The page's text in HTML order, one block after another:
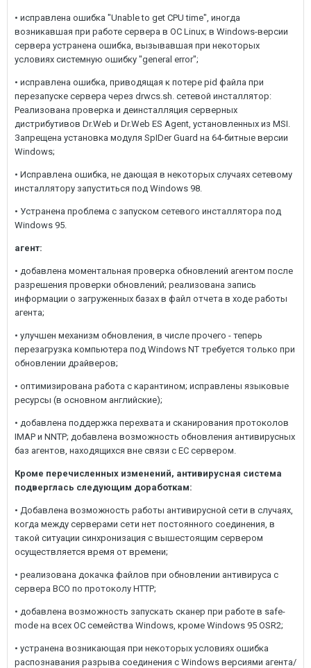
• исправлена ошибка "Unable to get CPU time", иногда
возникавшая при работе сервера в ОС Linux; в Windows-версии
сервера устранена ошибка, вызывавшая при некоторых
условиях системную ошибку "general error";
• исправлена ошибка, приводящая к потере pid файла при
перезапуске сервера через drwcs.sh. сетевой инсталлятор:
Реализована проверка и деинсталляция серверных
дистрибутивов Dr.Web и Dr.Web ES Agent, установленных из MSI.
Запрещена установка модуля SpIDer Guard на 64-битные версии
Windows;
• Исправлена ошибка, не дающая в некоторых случаях сетевому
инсталлятору запуститься под Windows 98.
• Устранена проблема с запуском сетевого инсталлятора под
Windows 95.
агент:
• добавлена моментальная проверка обновлений агентом после
разрешения проверки обновлений; реализована запись
информации о загруженных базах в файл отчета в ходе работы
агента;
• улучшен механизм обновления, в числе прочего - теперь
перезагрузка компьютера под Windows NT требуется только при
обновлении драйверов;
• оптимизирована работа с карантином; исправлены языковые
ресурсы (в основном английские);
• добавлена поддержка перехвата и сканирования протоколов
IMAP и NNTP; добавлена возможность обновления антивирусных
баз агентов, находящихся вне связи с ЕС сервером.
Кроме перечисленных изменений, антивирусная система
подверглась следующим доработкам:
• Добавлена возможность работы антивирусной сети в случаях,
когда между серверами сети нет постоянного соединения, в
такой ситуации синхронизация с вышестоящим сервером
осуществляется время от времени;
• реализована докачка файлов при обновлении антивируса с
сервера ВСО по протоколу HTTP;
• добавлена возможность запускать сканер при работе в safe-
mode на всех ОС семейства Windows, кроме Windows 95 OSR2;
• устранена возникающая при некоторых условиях ошибка
распознавания разрыва соединения с Windows версиями агента/